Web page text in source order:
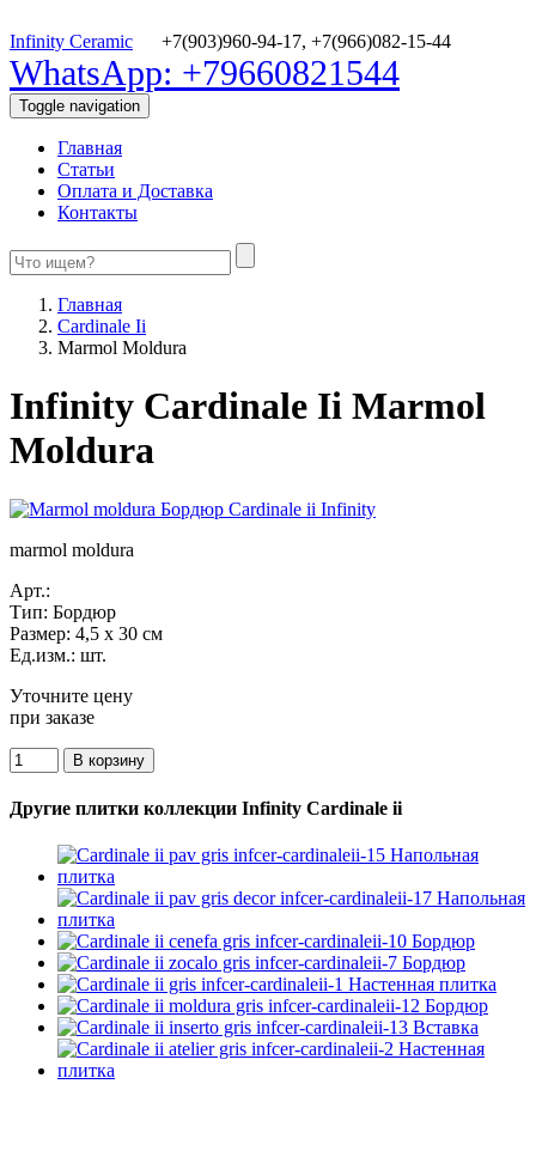
Infinity Ceramic +7(903)960-94-17, +7(966)082-15-44
WhatsApp: +79660821544
Toggle navigation
Главная
Статьи
Оплата и Доставка
Контакты
Главная
Cardinale Ii
Marmol Moldura
Infinity Cardinale Ii Marmol
Moldura
marmol moldura
Арт.:
Тип: Бордюр
Размер: 4,5 x 30 см
Ед.изм.: шт.
Уточните цену
при заказе
Другие плитки коллекции Infinity Cardinale ii